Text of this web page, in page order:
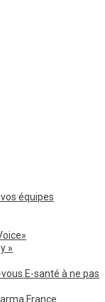
vos équipes
»
E-santé à ne pas
France